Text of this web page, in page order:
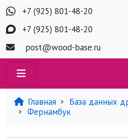
+7 (925) 801-48-20
+7 (925) 801-48-20
post@wood-base.ru
Главная
База данных
Фернамбук